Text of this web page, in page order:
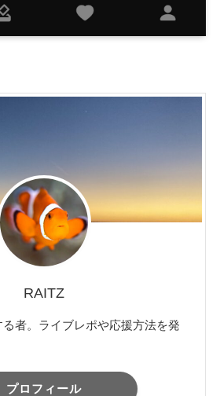
RAITZ
者。ライブレポや応援方法を発
プロフィール